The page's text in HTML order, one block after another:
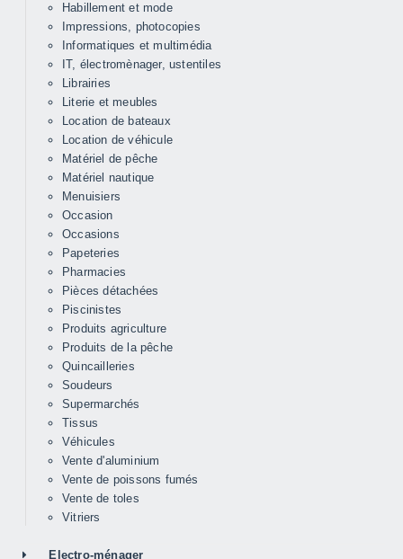
Habillement et mode
Impressions, photocopies
Informatiques et multimédia
IT, électromènager, ustentiles
Librairies
Literie et meubles
Location de bateaux
Location de véhicule
Matériel de pêche
Matériel nautique
Menuisiers
Occasion
Occasions
Papeteries
Pharmacies
Pièces détachées
Piscinistes
Produits agriculture
Produits de la pêche
Quincailleries
Soudeurs
Supermarchés
Tissus
Véhicules
Vente d'aluminium
Vente de poissons fumés
Vente de toles
Vitriers
Electro-ménager